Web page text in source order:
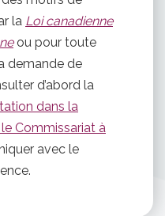
la Loi canadienne
ou pour toute
demande de
d’abord la
dans la
Commissariat à
avec le